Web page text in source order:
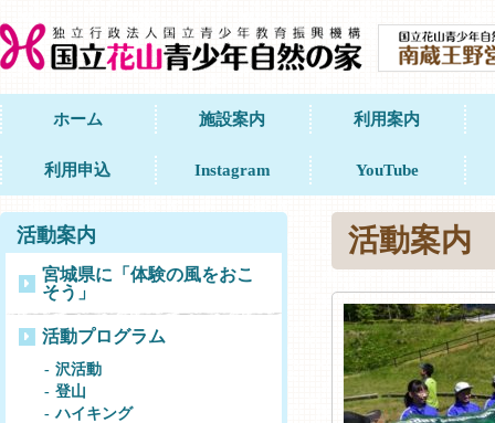
ホーム 施設案内 利用案内
利用申込 Instagram YouTube
活動案内
活動案内
宮城県に「体験の風をおこ
そう」
活動プログラム
沢活動
登山
ハイキング